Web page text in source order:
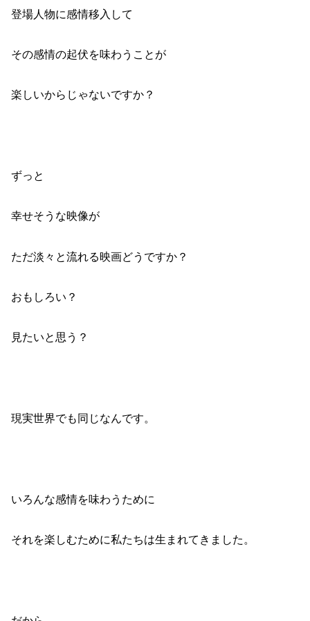
登場人物に感情移入して
その感情の起伏を味わうことが
楽しいからじゃないですか？
ずっと
幸せそうな映像が
ただ淡々と流れる映画どうですか？
おもしろい？
見たいと思う？
現実世界でも同じなんです。
いろんな感情を味わうために
それを楽しむために私たちは生まれてきました。